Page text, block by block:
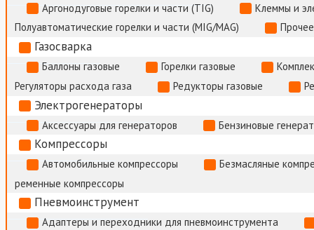
Аргонодуговые горелки и части (TIG)
Клеммы и
Полуавтоматические горелки и части (MIG/MAG)
Газосварка
Баллоны газовые Горелки газовые
Регуляторы расхода газа
Редукторы газовые
Электрогенераторы
Аксессуары для генераторов Бензиновые
Компрессоры
Автомобильные компрессоры
Безмасляные
ременные компрессоры
Пневмоинструмент
Адаптеры и переходники для пневмоинструмента